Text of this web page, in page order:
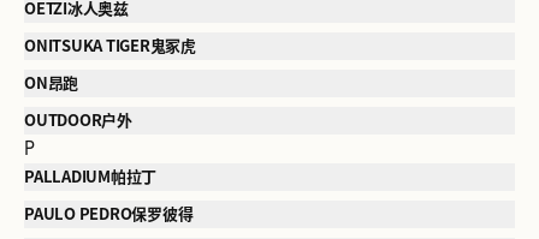
OETZI冰人奥兹
ONITSUKA TIGER鬼冢虎
ON昂跑
OUTDOOR户外
P
PALLADIUM帕拉丁
PAULO PEDRO保罗彼得